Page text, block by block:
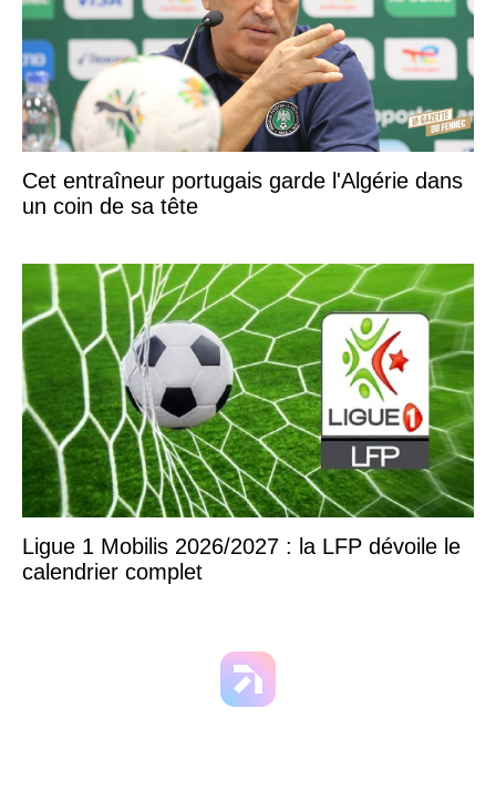
Cet entraîneur portugais garde l'Algérie dans
un coin de sa tête
Ligue 1 Mobilis 2026/2027 : la LFP dévoile le
calendrier complet